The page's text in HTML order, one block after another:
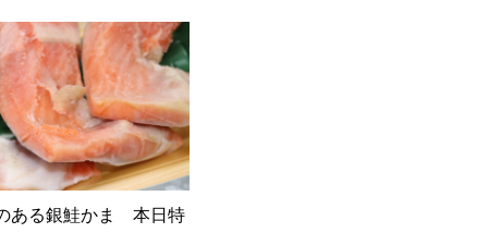
ある銀鮭かま 本日特